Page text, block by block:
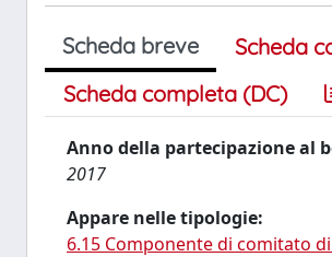
Scheda breve
Scheda
Scheda completa (DC)
Anno della partecipazione al
2017
Appare nelle tipologie:
6.15 Componente di comitato